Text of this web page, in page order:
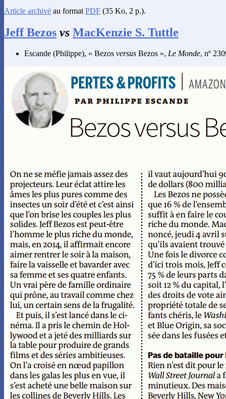
Article archivé au format PDF (35 Ko, 2 p.).
Jeff Bezos vs MacKenzie S. Tuttle
Escande (Philippe), « Bezos versus Bezos », Le Monde, nº